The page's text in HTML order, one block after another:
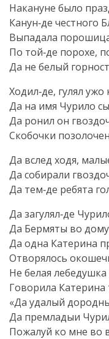
Накануне было
Канун‑де честного
Выпадала
По той‑де порохе,
Да не белый
Ходил‑де, гулял
Да на имя Чурило
Да ронил он
Скобочки
Да вслед ходя,
Да собирали
Да тем‑де ребята
Да загулял‑де
Да Бермяты во дому
Да одна Катерина
Отворялось
Не белая
Говорила Катерина
«Да удалый
Да премладыи
Пожалуй ко мне во